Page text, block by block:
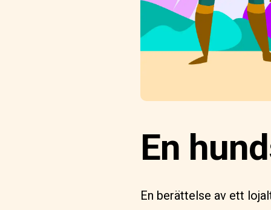
En
En berättelse av ett